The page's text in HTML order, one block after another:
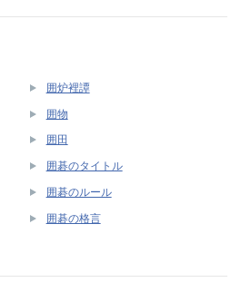
囲炉裡譚
囲物
囲田
囲碁のタイトル
囲碁のルール
囲碁の格言